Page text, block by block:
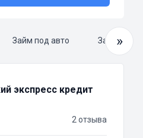
Займ под авто Займ»
экспресс кредит
2 отзыва